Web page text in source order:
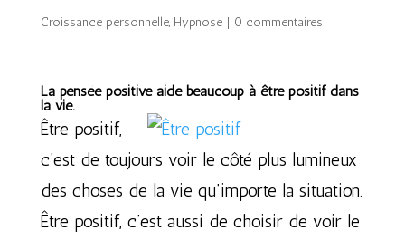
Croissance personnelle, Hypnose| 0 commentaires
La pensée positive aide beaucoup à être positif dans
la vie.
Être positif,
c’est de toujours voir le côté plus lumineux
des choses de la vie qu’importe la situation.
Être positif, c’est aussi de choisir de voir le